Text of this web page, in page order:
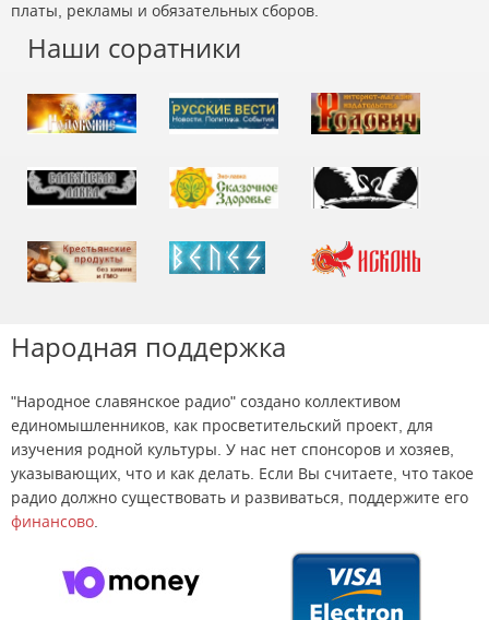
платы, рекламы и обязательных сборов.
Наши соратники
Народная поддержка
"Народное славянское радио" создано коллективом
единомышленников, как просветительский проект, для
изучения родной культуры. У нас нет спонсоров и хозяев,
указывающих, что и как делать. Если Вы считаете, что такое
радио должно существовать и развиваться, поддержите его
финансово